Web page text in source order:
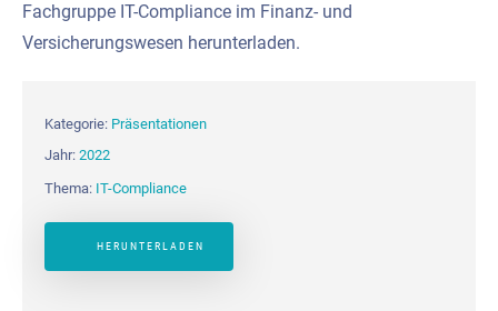
Fachgruppe IT-Compliance im Finanz- und
Versicherungswesen herunterladen.
Kategorie: Präsentationen
Jahr: 2022
Thema: IT-Compliance
HERUNTERLADEN